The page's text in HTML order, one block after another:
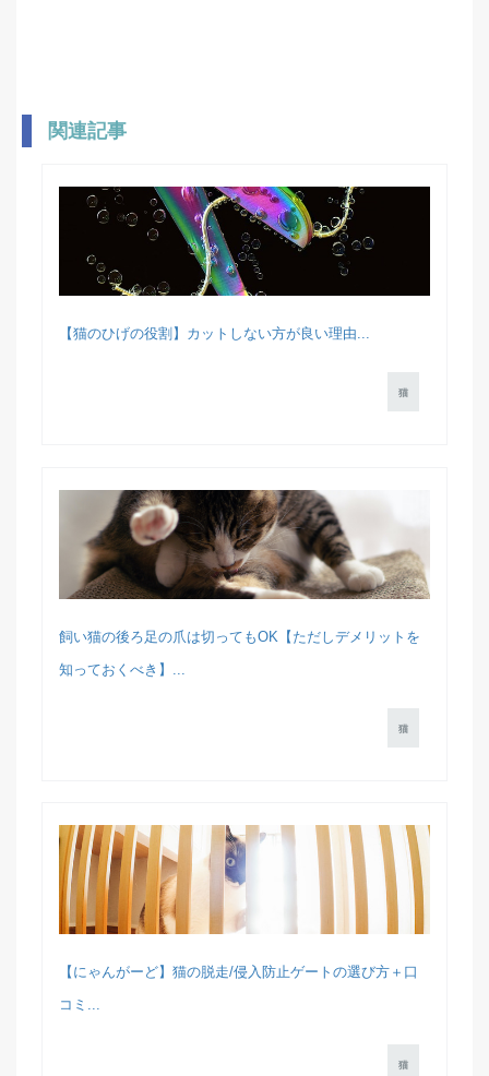
関連記事
【猫のひげの役割】カットしない方が良い理由...
猫
飼い猫の後ろ足の爪は切ってもOK【ただしデメリットを
知っておくべき】...
猫
【にゃんがーど】猫の脱走/侵入防止ゲートの選び方＋口
コミ...
猫